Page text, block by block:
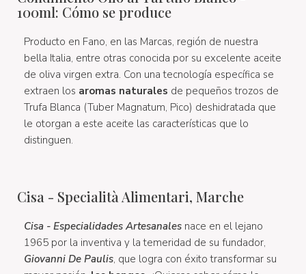
100ml: Cómo se produce
Producto en Fano, en las Marcas, región de nuestra
bella Italia, entre otras conocida por su excelente aceite
de oliva virgen extra. Con una tecnología específica se
extraen los aromas naturales de pequeños trozos de
Trufa Blanca (Tuber Magnatum, Pico) deshidratada que
le otorgan a este aceite las características que lo
distinguen.
Cisa - Specialità Alimentari, Marche
Cisa - Especialidades Artesanales nace en el lejano
1965 por la inventiva y la temeridad de su fundador,
Giovanni De Paulis, que logra con éxito transformar su